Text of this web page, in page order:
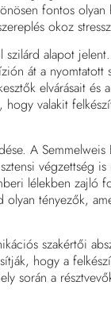
fontos
okoz
alapot
át a
elvárásait és
valakit
A
végzettség
lélekben zajló
tényezők,
szakértői
hogy a
során a